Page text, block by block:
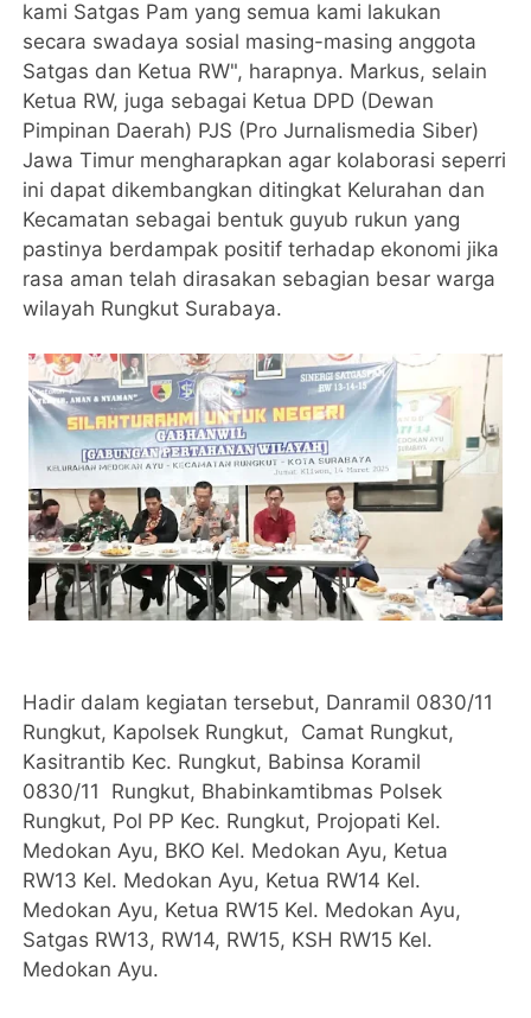
kami Satgas Pam yang semua kami lakukan
secara swadaya sosial masing-masing anggota
Satgas dan Ketua RW", harapnya. Markus, selain
Ketua RW, juga sebagai Ketua DPD (Dewan
Pimpinan Daerah) PJS (Pro Jurnalismedia Siber)
Jawa Timur mengharapkan agar kolaborasi seperri
ini dapat dikembangkan ditingkat Kelurahan dan
Kecamatan sebagai bentuk guyub rukun yang
pastinya berdampak positif terhadap ekonomi jika
rasa aman telah dirasakan sebagian besar warga
wilayah Rungkut Surabaya.
Hadir dalam kegiatan tersebut, Danramil 0830/11
Rungkut, Kapolsek Rungkut, Camat Rungkut,
Kasitrantib Kec. Rungkut, Babinsa Koramil
0830/11 Rungkut, Bhabinkamtibmas Polsek
Rungkut, Pol PP Kec. Rungkut, Projopati Kel.
Medokan Ayu, BKO Kel. Medokan Ayu, Ketua
RW13 Kel. Medokan Ayu, Ketua RW14 Kel.
Medokan Ayu, Ketua RW15 Kel. Medokan Ayu,
Satgas RW13, RW14, RW15, KSH RW15 Kel.
Medokan Ayu.